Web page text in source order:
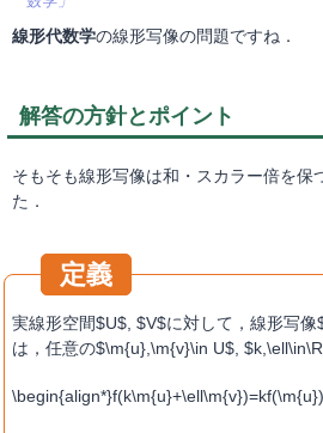
線形代数学の線形写像の問題ですね．
解答の方針とポイント
そもそも線形写像は和・スカラー倍を保
た．
実線形空間$U$, $V$に対して，線形写像
は，任意の$\m{u},\m{v}\in U$,